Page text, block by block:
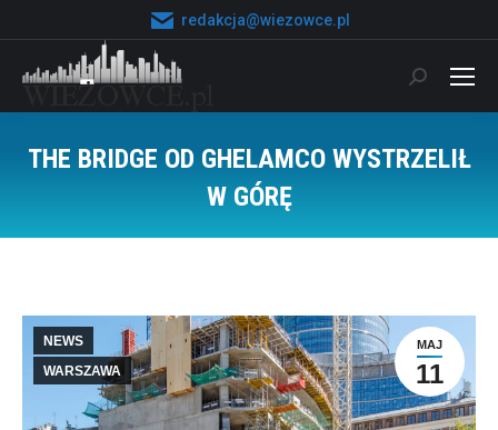
redakcja@wiezowce.pl
Szukaj:
THE BRIDGE OD GHELAMCO WYSTRZELIŁ
W GÓRĘ
MAJ
11
NEWS
WARSZAWA